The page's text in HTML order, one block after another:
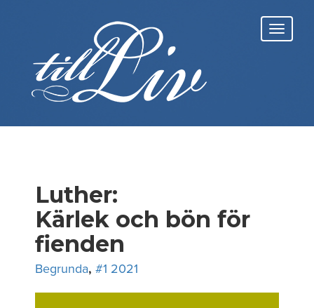
Luther:
Kärlek och bön för
fienden
Begrunda, #1 2021